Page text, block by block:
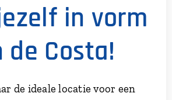
in vorm
de Costa!
de ideale locatie voor een